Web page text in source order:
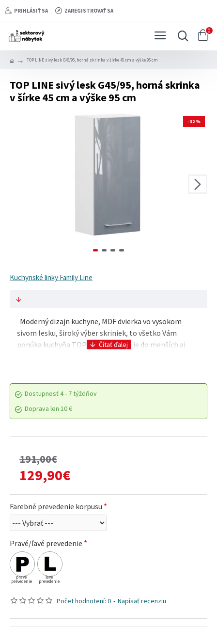
PRIHLÁSIŤ SA ZAREGISTROVAŤ SA
0
TOP LINE sivý lesk G45/95, horná skrinka v šírke 45 cm a výške 95 cm
TOP LINE sivý lesk G45/95, horná skrinka
v šírke 45 cm a výške 95 cm
-32 %
Kuchynské linky Family Line
Moderný dizajn kuchyne, MDF dvierka vo vysokom
sivom lesku, široký výber skriniek, to všetko Vám
ponúka kuchyňa TOP LINE. Vhodná je do menších aj
Dostupnosť4 - 7 týždňov
Doprava len 10 €
Počet hodnotení: 0 - Napísať recenziu
191,00€
129,90€
Farebné prevedenie korpusu
Pravé/ľavé prevedenie
pravé
prevedenie
ľavé
prevedenie